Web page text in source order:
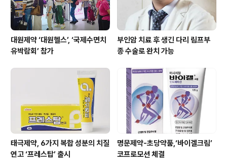
대원제약 ‘대원헬스’, ‘국제수면치
유박람회’ 참가
부인암 치료 후 생긴 다리 림프부
종 수술로 완치 가능
태극제약, 6가지 복합 성분의 치질
연고 ‘프레스탑’ 출시
명문제약-초당약품,‘바이겔크림’
코프로모션 체결